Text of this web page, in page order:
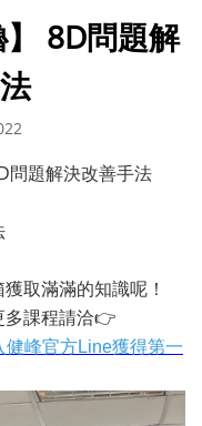
】 8D問題解
問題解決改善手法
取滿滿的知識呢！
多課程請洽👉
健峰官方Line獲得第一